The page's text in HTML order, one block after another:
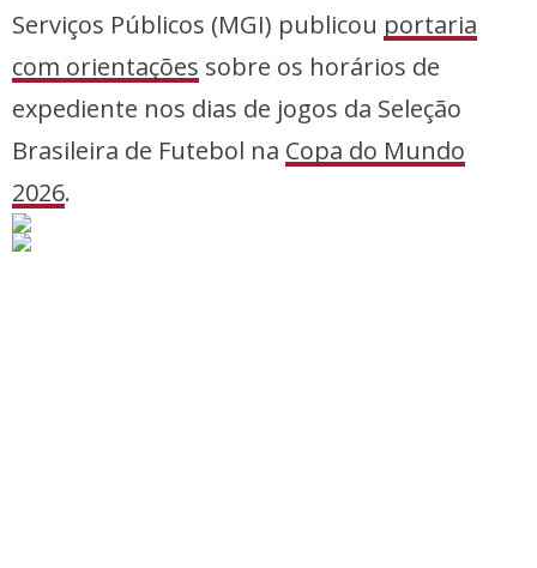
Serviços Públicos (MGI) publicou portaria
com orientações sobre os horários de
expediente nos dias de jogos da Seleção
Brasileira de Futebol na Copa do Mundo
2026.